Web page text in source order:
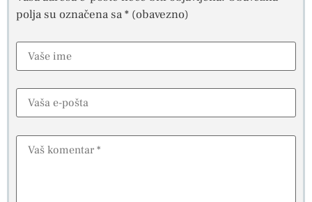
polja su označena sa* (obavezno)